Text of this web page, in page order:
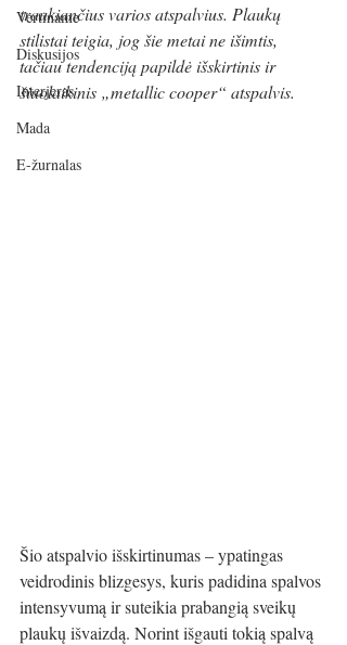
Vertiname
Diskusijos
Interjeras
Mada
E-žurnalas
traukiančius varios atspalvius. Plaukų
stilistai teigia, jog šie metai ne išimtis,
tačiau tendenciją papildė išskirtinis ir
šiuolaikinis „metallic cooper“ atspalvis.
Šio atspalvio išskirtinumas – ypatingas
veidrodinis blizgesys, kuris padidina spalvos
intensyvumą ir suteikia prabangią sveikų
plaukų išvaizdą. Norint išgauti tokią spalvą